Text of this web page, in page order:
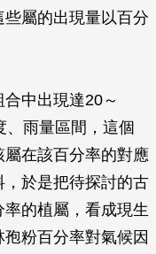
屬的出現量以百分
中出現達20～
雨量區間，這個
在該百分率的對應
於是把待探討的古
的植屬，看成現生
粉百分率對氣候因